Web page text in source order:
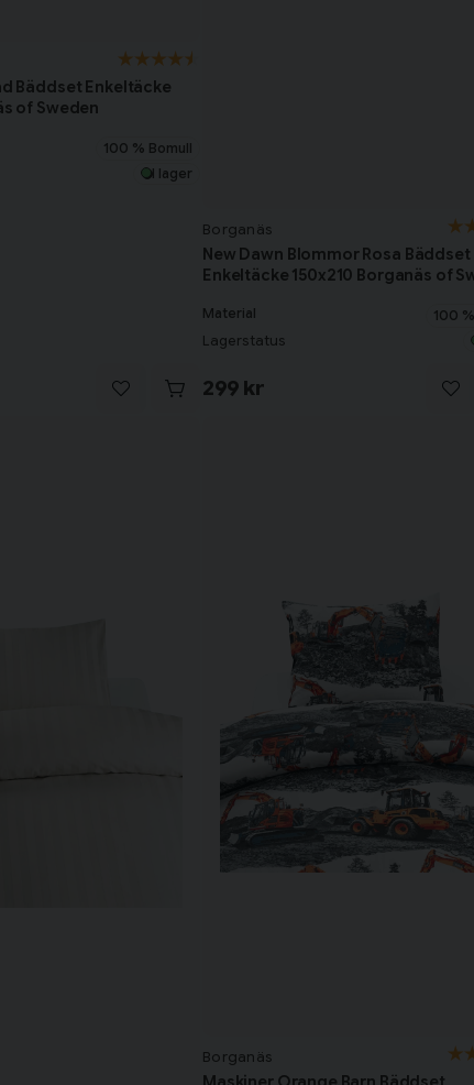
Bäddset Enkeltäcke
of Sweden
100 % Bomull
I lager
Borganäs
New Dawn Blommor Rosa Bäddset
Enkeltäcke 150x210 Borganäs of
Material 100
Lagerstatus
299 kr
Borganäs